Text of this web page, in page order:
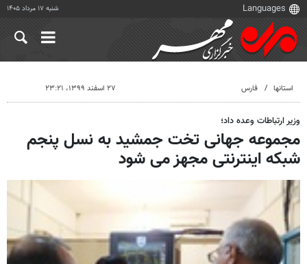
شنبه ۱۷ مرداد ۱۴۰۵
استانها فارس ۲۷ اسفند ۱۳۹۹، ۲۳:۲۱
وزیر ارتباطات وعده داد؛
مجموعه جهانی تخت جمشید به نسل پنجم
شبکه اینترنتی مجهز می شود